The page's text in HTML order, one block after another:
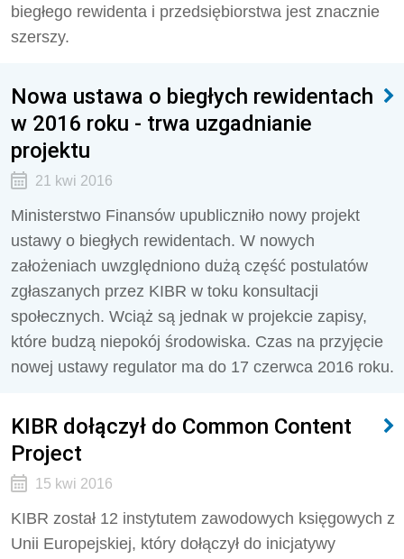
biegłego rewidenta i przedsiębiorstwa jest znacznie
szerszy.
Nowa ustawa o biegłych rewidentach
w 2016 roku - trwa uzgadnianie
projektu
21 kwi 2016
Ministerstwo Finansów upubliczniło nowy projekt
ustawy o biegłych rewidentach. W nowych
założeniach uwzględniono dużą część postulatów
zgłaszanych przez KIBR w toku konsultacji
społecznych. Wciąż są jednak w projekcie zapisy,
które budzą niepokój środowiska. Czas na przyjęcie
nowej ustawy regulator ma do 17 czerwca 2016 roku.
KIBR dołączył do Common Content
Project
15 kwi 2016
KIBR został 12 instytutem zawodowych księgowych z
Unii Europejskiej, który dołączył do inicjatywy